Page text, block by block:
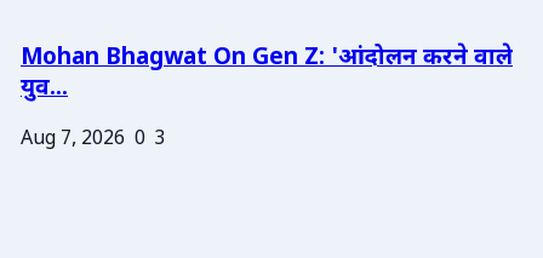
Mohan Bhagwat On Gen Z: 'आंदोलन करने वाले
युव...
Aug 7, 2026 0 3